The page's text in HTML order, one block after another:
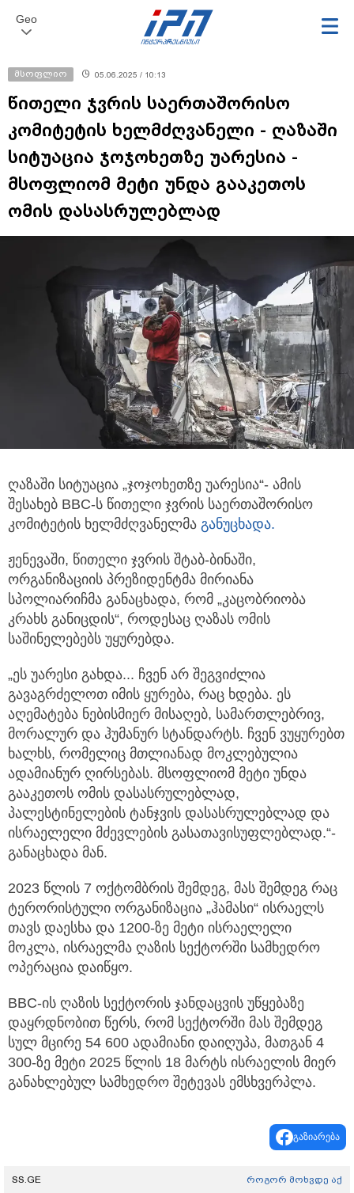
Geo
მსოფლიო 05.06.2025 / 10:13
წითელი ჯვრის საერთაშორისო
კომიტეტის ხელმძღვანელი - ღაზაში
სიტუაცია ჯოჯოხეთზე უარესია -
მსოფლიომ მეტი უნდა გააკეთოს
ომის დასასრულებლად
ღაზაში სიტუაცია „ჯოჯოხეთზე უარესია“- ამის
შესახებ BBC-ს წითელი ჯვრის საერთაშორისო
კომიტეტის ხელმძღვანელმა განუცხადა.
ჟენევაში, წითელი ჯვრის შტაბ-ბინაში,
ორგანიზაციის პრეზიდენტმა მირიანა
სპოლიარიჩმა განაცხადა, რომ „კაცობრიობა
კრახს განიცდის“, როდესაც ღაზას ომის
საშინელებებს უყურებდა.
„ეს უარესი გახდა... ჩვენ არ შეგვიძლია
გავაგრძელოთ იმის ყურება, რაც ხდება. ეს
აღემატება ნებისმიერ მისაღებ, სამართლებრივ,
მორალურ და ჰუმანურ სტანდარტს. ჩვენ ვუყურებთ
ხალხს, რომელიც მთლიანად მოკლებულია
ადამიანურ ღირსებას. მსოფლიომ მეტი უნდა
გააკეთოს ომის დასასრულებლად,
პალესტინელების ტანჯვის დასასრულებლად და
ისრაელელი მძევლების გასათავისუფლებლად.“-
განაცხადა მან.
2023 წლის 7 ოქტომბრის შემდეგ, მას შემდეგ რაც
ტერორისტული ორგანიზაცია „ჰამასი“ ისრაელს
თავს დაესხა და 1200-ზე მეტი ისრაელელი
მოკლა, ისრაელმა ღაზის სექტორში სამხედრო
ოპერაცია დაიწყო.
BBC-ის ღაზის სექტორის ჯანდაცვის უწყებაზე
დაყრდნობით წერს, რომ სექტორში მას შემდეგ
სულ მცირე 54 600 ადამიანი დაიღუპა, მათგან 4
300-ზე მეტი 2025 წლის 18 მარტს ისრაელის მიერ
განახლებულ სამხედრო შეტევას ემსხვერპლა.
გაზიარება
SS.GE როგორ მოხვდე აქ